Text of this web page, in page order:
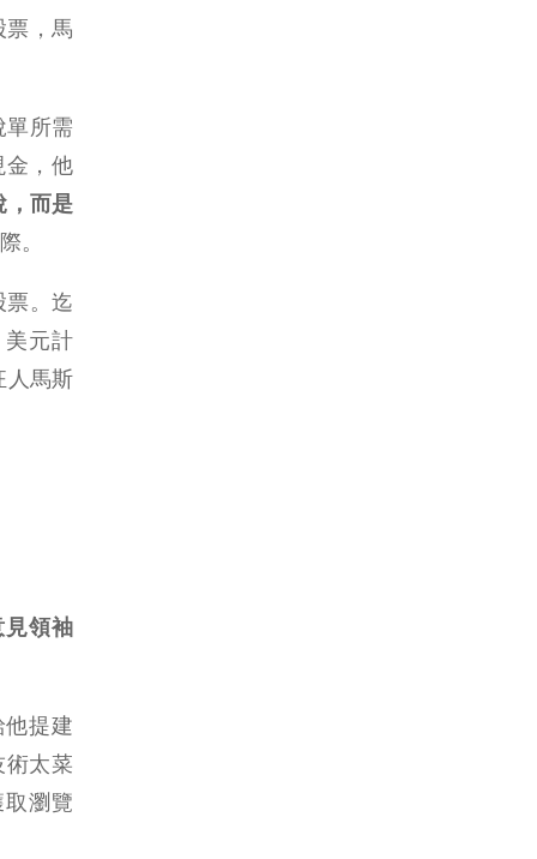
票，馬
單所需
金，他
，而是
。
票。迄
美元計
人馬斯
領袖
提建
術太菜
瀏覽